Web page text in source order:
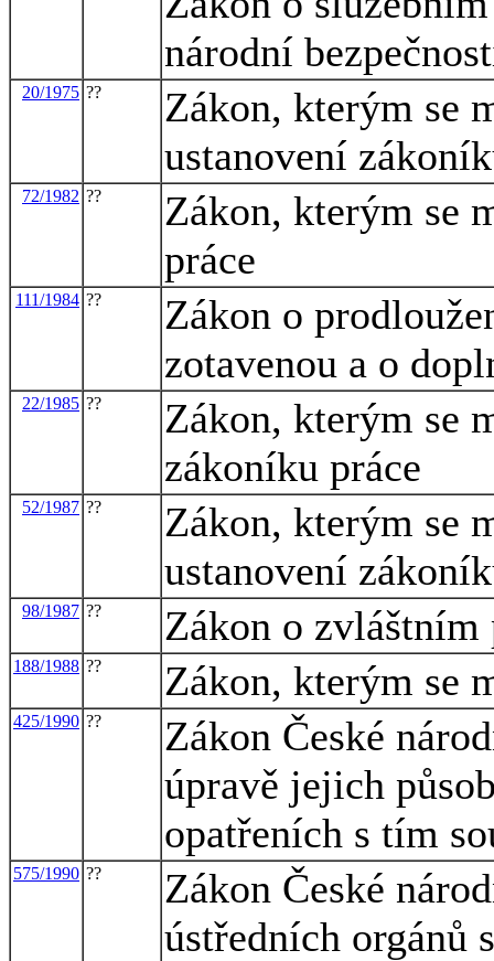
národní
20/1975 ??
Zákon, kterým se
ustanovení
72/1982 ??
Zákon, kterým se
práce
111/1984 ??
Zákon o
zotavenou a o
22/1985 ??
Zákon, kterým se
zákoníku práce
52/1987 ??
Zákon, kterým se
ustanovení
98/1987 ?? Zákon o
188/1988 ?? Zákon, kterým se
425/1990 ??
Zákon České
úpravě jejich
opatřeních s tím
575/1990 ??
Zákon České
ústředních orgánů